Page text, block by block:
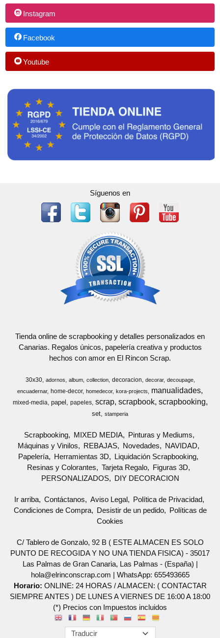
Instagram
Facebook
Youtube
Síguenos en
Tienda online de scrapbooking y detalles personalizados en
Canarias. Regalos únicos, papelería creativa y productos
hechos con amor en El Rincon Scrap.
30x30 adornos album collection decoracion decorar
decoupage
encuadernar
home-decor homedecor kora-projects manualidades
mixed-media papel papeles scrap scrapbook scrapbooking
set stamperia
Scrapbooking MIXED MEDIA
Pinturas y Mediums
Máquinas y Vinilos
REBAJAS Novedades
NAVIDAD
Papelería
Herramientas 3D
Liquidación Scrapbooking
Resinas y Colorantes
Tarjeta Regalo
Figuras 3D
PERSONALIZADOS
DIY DECORACION
Ir arriba Contáctanos Aviso Legal
Política de Privacidad
Condiciones de Compra
Desistir de un pedido
Políticas de
Cookies
C/ Tablero de Gonzalo, 92 B ( ESTE ALMACEN ES SOLO
PUNTO DE RECOGIDA Y NO UNA TIENDA FISICA) - 35017
Las Palmas de Gran Canaria, Las Palmas - (España) |
hola@elrinconscrap.com | WhatsApp: 655493665
Horario: ONLINE: 24 HORAS / ALMACEN: ( CONTACTAR
SIEMPRE ANTES ) DE LUNES A VIERNES DE 16:00 A 18:00
(*) Precios con Impuestos incluidos